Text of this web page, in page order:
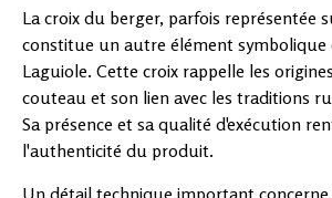
La croix du berger, parfois représentée
constitue un autre élément symbolique
Laguiole. Cette croix rappelle les
couteau et son lien avec les traditions
Sa présence et sa qualité d'exécution
l'authenticité du produit.
Un détail technique important concerne